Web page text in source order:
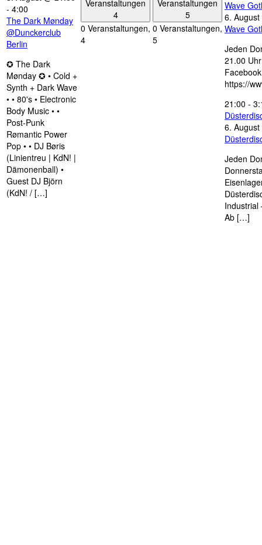
- 4:00
The Dark Mønday
@Dunckerclub
Berlin
✪ The Dark
Mønday ✪ • Cold +
Synth + Dark Wave
• • 80's • Electronic
Body Music • •
Post-Punk
Rømantic Power
Pop • • DJ Børis
(Linientreu | KdN! |
Dämonenball) •
Guest DJ Björn
(KdN! / […]
Veranstaltungen
4
0 Veranstaltungen,
4
Veranstaltungen
5
0 Veranstaltungen,
5
Wave
6.
Wave
Jeden
21.00
https://
21:00 -
6.
Jeden
Industrial
Ab […]